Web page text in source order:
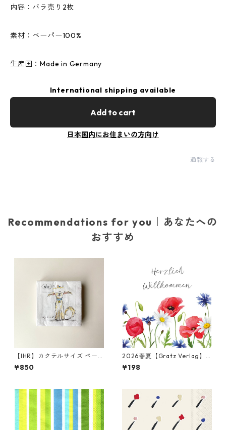
内容：バラ売り2枚
素材：ペーパー100%
生産国：Made in Germany
International shipping available
Add to cart
日本国内にお住まいの方向け
通報する
Recommendations for you｜あなたへの
おすすめ
【IHR】カクテルサイズ ペー
パーナプキン EMOTION DOG
S ホワイト Anita Jeram 20枚
¥850
2026春夏【Gratz Verlag】
バラ売り2枚 ランチサイズ ペ
ーパーナプキン Blumenmeer
¥198